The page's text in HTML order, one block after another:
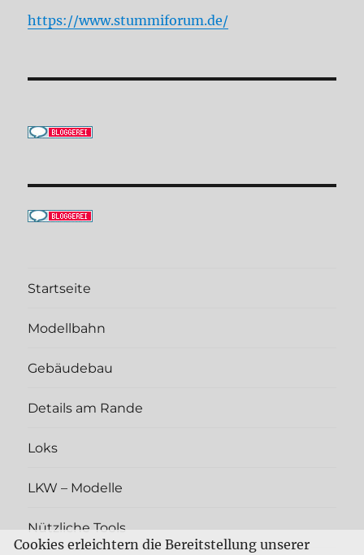
https://www.stummiforum.de/
Startseite
Modellbahn
Gebäudebau
Details am Rande
Loks
LKW – Modelle
Nützliche Tools
Cookies erleichtern die Bereitstellung unserer